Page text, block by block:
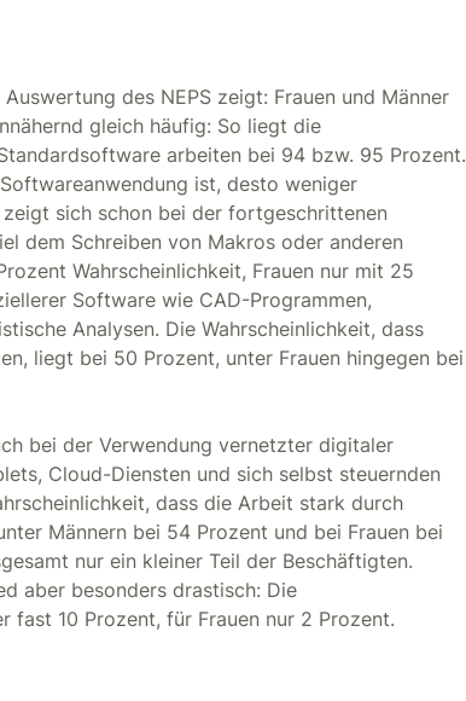
des NEPS zeigt: Frauen und Männer
gleich häufig: So liegt die
arbeiten bei 94 bzw. 95 Prozent.
ist, desto weniger
sich schon bei der fortgeschrittenen
dem Schreiben von Makros oder anderen
Wahrscheinlichkeit, Frauen nur mit 25
Software wie CAD-Programmen,
Analysen. Die Wahrscheinlichkeit, dass
liegt bei 50 Prozent, unter Frauen hingegen bei
bei der Verwendung vernetzter digitaler
Cloud-Diensten und sich selbst steuernden
dass die Arbeit stark durch
Männern bei 54 Prozent und bei Frauen bei
nur ein kleiner Teil der Beschäftigten.
aber besonders drastisch: Die
fast 10 Prozent, für Frauen nur 2 Prozent.